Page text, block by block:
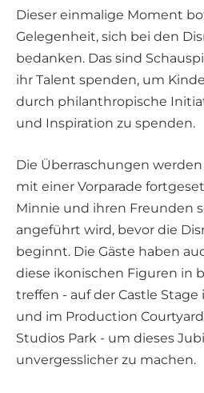
Dieser einmalige Moment
Gelegenheit, sich bei den
bedanken. Das sind
ihr Talent spenden, um
durch philanthropische
und Inspiration zu spenden.
Die Überraschungen
mit einer Vorparade
Minnie und ihren Freunden
angeführt wird, bevor die
beginnt. Die Gäste haben
diese ikonischen Figuren in
treffen - auf der Castle
und im Production
Studios Park - um dieses
unvergesslicher zu machen.